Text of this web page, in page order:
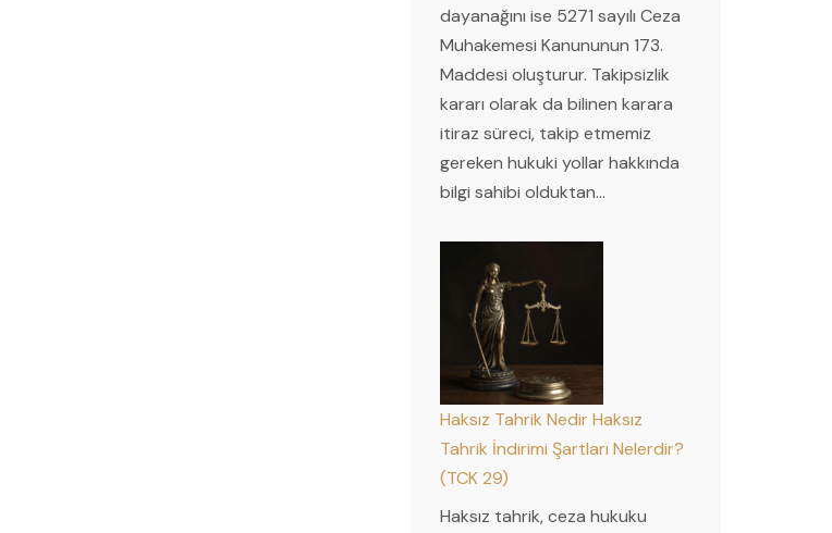
dayanağını ise 5271 sayılı Ceza
Muhakemesi Kanununun 173.
Maddesi oluşturur. Takipsizlik
kararı olarak da bilinen karara
itiraz süreci, takip etmemiz
gereken hukuki yollar hakkında
bilgi sahibi olduktan…
Haksız Tahrik Nedir Haksız
Tahrik İndirimi Şartları Nelerdir?
(TCK 29)
Haksız tahrik, ceza hukuku